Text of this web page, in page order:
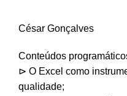
César Gonçalves
Conteúdos
⊳ O Excel como
qualidade;